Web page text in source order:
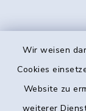
Wir weisen
Cookies
Website zu
weiterer